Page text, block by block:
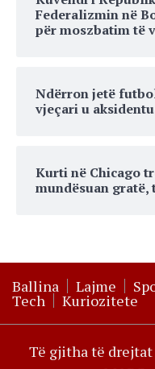
Federalizmin në
për moszbatim të
Ndërron jetë
vjeçari u
Kurti në Chicago
mundësuan
Ballina Lajme
Tech Kuriozitete
Të gjitha të drejtat